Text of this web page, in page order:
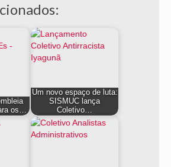
os…
Um novo espaço de luta:
SISMUC lança
Coletivo…